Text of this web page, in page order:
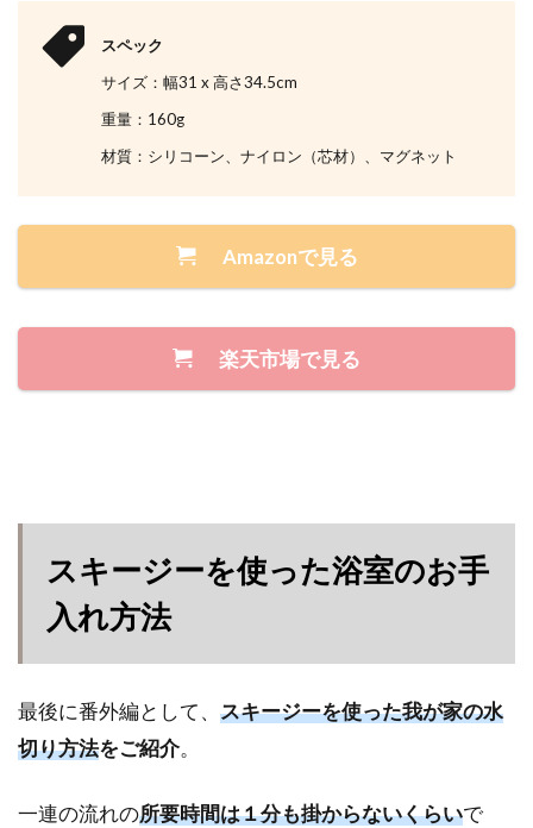
スペック
サイズ：幅31 x 高さ34.5cm
重量：160g
材質：シリコーン、ナイロン（芯材）、マグネット
Amazonで見る
楽天市場で見る
スキージーを使った浴室のお手
入れ方法
最後に番外編として、 スキージーを使った我が家の水
切り方法をご紹介。
一連の流れの所要時間は１分も掛からないくらいで